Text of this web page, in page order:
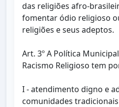
das religiões afro-
fomentar ódio religioso
religiões e seus adeptos.
Art. 3º A Política
Racismo Religioso tem
I - atendimento digno e
comunidades